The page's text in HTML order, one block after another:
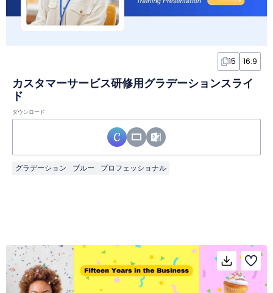
15 16:9
カスタマーサービス研修用グラデーションスライ
ド
ダウンロード
グラデーション ブルー プロフェッショナル